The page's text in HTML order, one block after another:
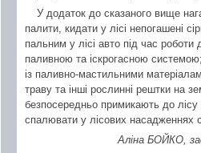
У додаток до сказаного вище
палити, кидати у лісі непогашені
пальним у лісі авто під час
паливною та іскрогасною
із паливно-мастильними
траву та інші рослинні рештки на
безпосередньо примикають до лісу
спалювати у лісових насадженнях
Аліна БОЙКО,